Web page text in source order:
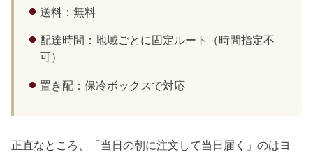
送料：無料
配達時間：地域ごとに固定ルート（時間指定不
可）
置き配：保冷ボックスで対応
正直なところ、「当日の朝に注文して当日届く」のはヨ